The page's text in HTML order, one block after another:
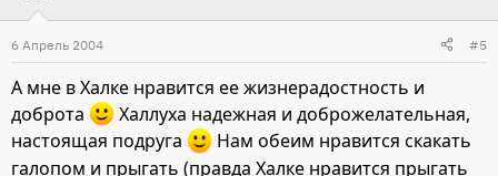
6 Апрель 2004 #5
А мне в Халке нравится ее жизнерадостность и
доброта
Халлуха надежная и доброжелательная,
настоящая подруга
Нам обеим нравится скакать
галопом и прыгать (правда Халке нравится прыгать